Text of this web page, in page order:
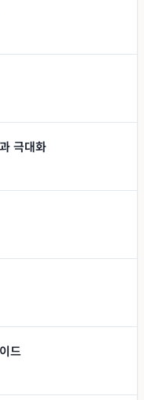
극대화
드